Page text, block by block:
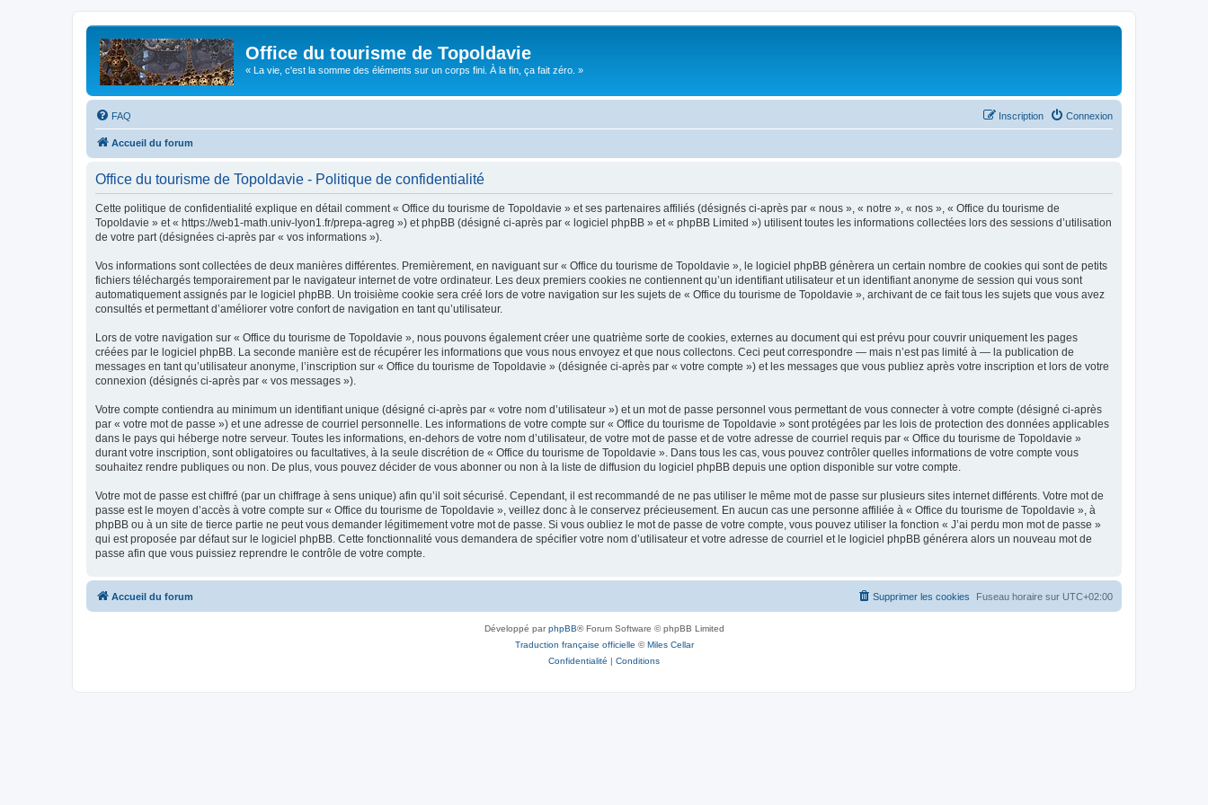
Office du tourisme de Topoldavie
« La vie, c'est la somme des éléments sur un corps fini. À la fin, ça fait zéro. »
FAQ Connexion
Inscription
Accueil du forum
Office du tourisme de Topoldavie - Politique de confidentialité
Cette politique de confidentialité explique en détail comment « Office du tourisme de Topoldavie » et ses partenaires affiliés (désignés ci-après par « nous », « notre », « nos », « Office du tourisme de
Topoldavie » et « https://web1-math.univ-lyon1.fr/prepa-agreg ») et phpBB (désigné ci-après par « logiciel phpBB » et « phpBB Limited ») utilisent toutes les informations collectées lors des sessions d’utilisation
de votre part (désignées ci-après par « vos informations »).
Vos informations sont collectées de deux manières différentes. Premièrement, en naviguant sur « Office du tourisme de Topoldavie », le logiciel phpBB génèrera un certain nombre de cookies qui sont de petits
fichiers téléchargés temporairement par le navigateur internet de votre ordinateur. Les deux premiers cookies ne contiennent qu’un identifiant utilisateur et un identifiant anonyme de session qui vous sont
automatiquement assignés par le logiciel phpBB. Un troisième cookie sera créé lors de votre navigation sur les sujets de « Office du tourisme de Topoldavie », archivant de ce fait tous les sujets que vous avez
consultés et permettant d’améliorer votre confort de navigation en tant qu’utilisateur.
Lors de votre navigation sur « Office du tourisme de Topoldavie », nous pouvons également créer une quatrième sorte de cookies, externes au document qui est prévu pour couvrir uniquement les pages
créées par le logiciel phpBB. La seconde manière est de récupérer les informations que vous nous envoyez et que nous collectons. Ceci peut correspondre — mais n’est pas limité à — la publication de
messages en tant qu’utilisateur anonyme, l’inscription sur « Office du tourisme de Topoldavie » (désignée ci-après par « votre compte ») et les messages que vous publiez après votre inscription et lors de votre
connexion (désignés ci-après par « vos messages »).
Votre compte contiendra au minimum un identifiant unique (désigné ci-après par « votre nom d’utilisateur ») et un mot de passe personnel vous permettant de vous connecter à votre compte (désigné ci-après
par « votre mot de passe ») et une adresse de courriel personnelle. Les informations de votre compte sur « Office du tourisme de Topoldavie » sont protégées par les lois de protection des données applicables
dans le pays qui héberge notre serveur. Toutes les informations, en-dehors de votre nom d’utilisateur, de votre mot de passe et de votre adresse de courriel requis par « Office du tourisme de Topoldavie »
durant votre inscription, sont obligatoires ou facultatives, à la seule discrétion de « Office du tourisme de Topoldavie ». Dans tous les cas, vous pouvez contrôler quelles informations de votre compte vous
souhaitez rendre publiques ou non. De plus, vous pouvez décider de vous abonner ou non à la liste de diffusion du logiciel phpBB depuis une option disponible sur votre compte.
Votre mot de passe est chiffré (par un chiffrage à sens unique) afin qu’il soit sécurisé. Cependant, il est recommandé de ne pas utiliser le même mot de passe sur plusieurs sites internet différents. Votre mot de
passe est le moyen d’accès à votre compte sur « Office du tourisme de Topoldavie », veillez donc à le conservez précieusement. En aucun cas une personne affiliée à « Office du tourisme de Topoldavie », à
phpBB ou à un site de tierce partie ne peut vous demander légitimement votre mot de passe. Si vous oubliez le mot de passe de votre compte, vous pouvez utiliser la fonction « J’ai perdu mon mot de passe »
qui est proposée par défaut sur le logiciel phpBB. Cette fonctionnalité vous demandera de spécifier votre nom d’utilisateur et votre adresse de courriel et le logiciel phpBB générera alors un nouveau mot de
passe afin que vous puissiez reprendre le contrôle de votre compte.
Accueil du forum Fuseau horaire sur UTC+02:00
Supprimer les cookies
Développé parphpBB® Forum Software © phpBB Limited
Traduction française officielle ©Miles Cellar
Confidentialité | Conditions